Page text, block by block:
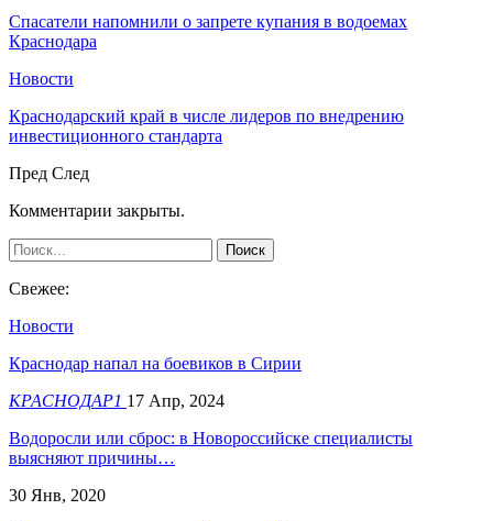
Спасатели напомнили о запрете купания в водоемах
Краснодара
Новости
Краснодарский край в числе лидеров по внедрению
инвестиционного стандарта
Пред След
Комментарии закрыты.
Свежее:
Новости
Краснодар напал на боевиков в Сирии
КРАСНОДАР1 17 Апр, 2024
Водоросли или сброс: в Новороссийске специалисты
выясняют причины…
30 Янв, 2020